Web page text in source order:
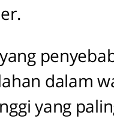
dalam
yang